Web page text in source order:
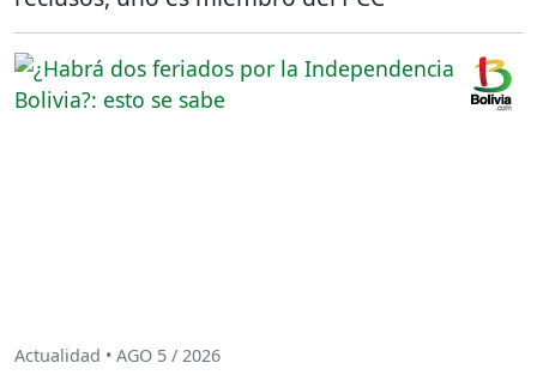
Actualidad • AGO 5 / 2026